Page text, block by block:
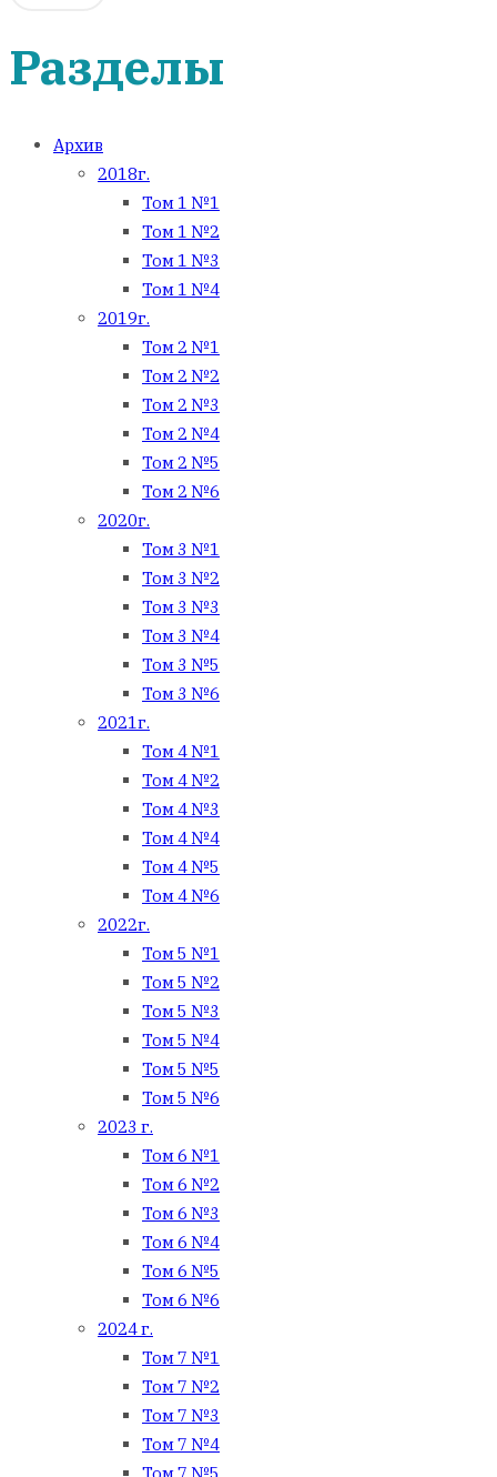
Разделы
Архив
2018г.
Том 1 №1
Том 1 №2
Том 1 №3
Том 1 №4
2019г.
Том 2 №1
Том 2 №2
Том 2 №3
Том 2 №4
Том 2 №5
Том 2 №6
2020г.
Том 3 №1
Том 3 №2
Том 3 №3
Том 3 №4
Том 3 №5
Том 3 №6
2021г.
Том 4 №1
Том 4 №2
Том 4 №3
Том 4 №4
Том 4 №5
Том 4 №6
2022г.
Том 5 №1
Том 5 №2
Том 5 №3
Том 5 №4
Том 5 №5
Том 5 №6
2023 г.
Том 6 №1
Том 6 №2
Том 6 №3
Том 6 №4
Том 6 №5
Том 6 №6
2024 г.
Том 7 №1
Том 7 №2
Том 7 №3
Том 7 №4